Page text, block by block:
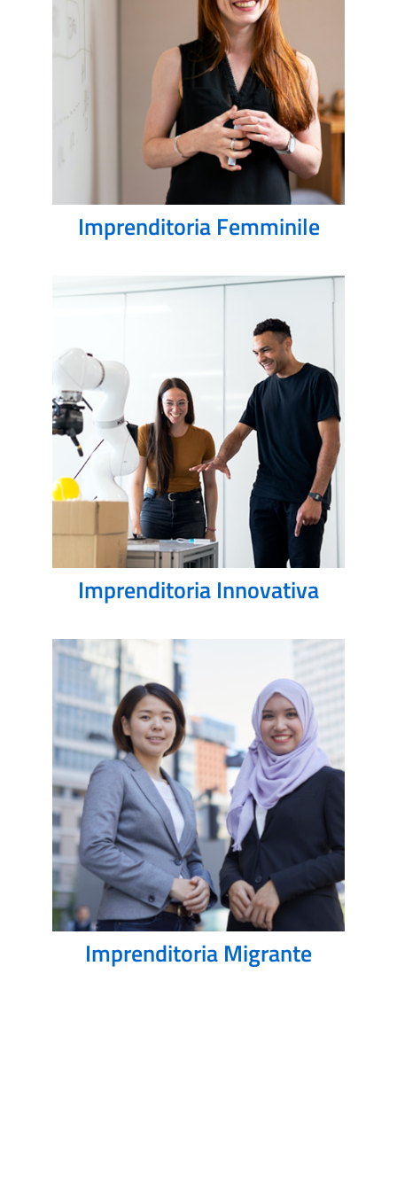
Imprenditoria Femminile
Imprenditoria Innovativa
Imprenditoria Migrante